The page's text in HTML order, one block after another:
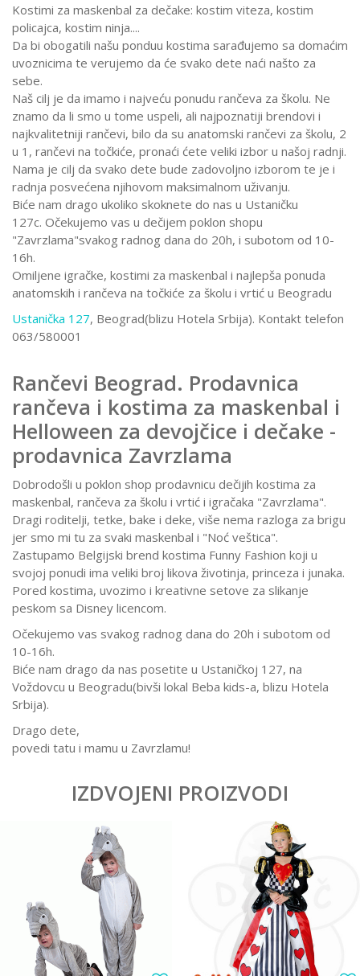
Kostimi za maskenbal za dečake: kostim viteza, kostim
policajca, kostim ninja....
Da bi obogatili našu ponduu kostima sarađujemo sa domaćim
uvoznicima te verujemo da će svako dete naći našto za
sebe.
Naš cilj je da imamo i najveću ponudu rančeva za školu. Ne
znamo da li smo u tome uspeli, ali najpoznatiji brendovi i
najkvalitetniji rančevi, bilo da su anatomski rančevi za školu, 2
u 1, rančevi na točkiće, pronaći ćete veliki izbor u našoj radnji.
Nama je cilj da svako dete bude zadovoljno izborom te je i
radnja posvećena njihovom maksimalnom uživanju.
Biće nam drago ukoliko skoknete do nas u Ustaničku
127c. Očekujemo vas u dečijem poklon shopu
"Zavrzlama"svakog radnog dana do 20h, i subotom od 10-
16h.
Omiljene igračke, kostimi za maskenbal i najlepša ponuda
anatomskih i rančeva na točkiće za školu i vrtić u Beogradu
Ustanička 127, Beograd(blizu Hotela Srbija). Kontakt telefon
063/580001
Rančevi Beograd. Prodavnica
rančeva i kostima za maskenbal i
Helloween za devojčice i dečake -
prodavnica Zavrzlama
Dobrodošli u poklon shop prodavnicu dečijih kostima za
maskenbal, rančeva za školu i vrtić i igračaka "Zavrzlama".
Dragi roditelji, tetke, bake i deke, više nema razloga za brigu
jer smo mi tu za svaki maskenbal i "Noć veštica".
Zastupamo Belgijski brend kostima Funny Fashion koji u
svojoj ponudi ima veliki broj likova životinja, princeza i junaka.
Pored kostima, uvozimo i kreativne setove za slikanje
peskom sa Disney licencom.
Očekujemo vas svakog radnog dana do 20h i subotom od
10-16h.
Biće nam drago da nas posetite u Ustaničkoj 127, na
Voždovcu u Beogradu(bivši lokal Beba kids-a, blizu Hotela
Srbija).
Drago dete,
povedi tatu i mamu u Zavrzlamu!
IZDVOJENI PROIZVODI